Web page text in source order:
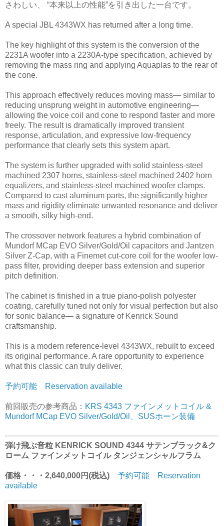
さわしい、 “本来以上の性能”を引き出した一台です。
A special JBL 4343WX has returned after a long time.
The key highlight of this system is the conversion of the
2231A woofer into a 2230A-type specification, achieved by
removing the mass ring and applying Aquaplas to the rear of
the cone.
This approach effectively reduces moving mass— similar to
reducing unsprung weight in automotive engineering—
allowing the voice coil and cone to respond faster and more
freely. The result is dramatically improved transient
response, articulation, and expressive low-frequency
performance that clearly sets this system apart.
The system is further upgraded with solid stainless-steel
machined 2307 horns, stainless-steel machined 2402 horn
equalizers, and stainless-steel machined woofer clamps.
Compared to cast aluminum parts, the significantly higher
mass and rigidity eliminate unwanted resonance and deliver
a smooth, silky high-end.
The crossover network features a hybrid combination of
Mundorf MCap EVO Silver/Gold/Oil capacitors and Jantzen
Silver Z-Cap, with a Finemet cut-core coil for the woofer low-
pass filter, providing deeper bass extension and superior
pitch definition.
The cabinet is finished in a true piano-polish polyester
coating, carefully tuned not only for visual perfection but also
for sonic balance— a signature of Kenrick Sound
craftsmanship.
This is a modern reference-level 4343WX, rebuilt to exceed
its original performance. A rare opportunity to experience
what this classic can truly deliver.
予約可能 Reservation available
前回販売の参考商品： KRS 4343 ファインメットコイル &
Mundorf MCap EVO Silver/Gold/Oil、SUSホーン装備
弾け飛ぶ音粒 KENRICK SOUND 4344 サテンブラック&ク
ローム ファインメットコイル タンジェンシャルフラム
価格・・・2,640,000円(税込)
予約可能 Reservation
available